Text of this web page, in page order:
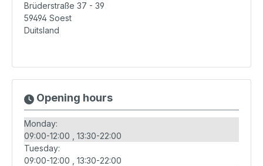
Brüderstraße 37 - 39
59494 Soest
Duitsland
Opening hours
Monday:
09:00-12:00
13:30-22:00
Tuesday:
09:00-12:00
13:30-22:00